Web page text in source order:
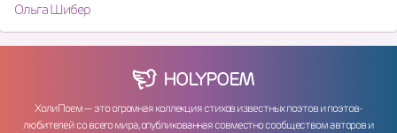
Ольга Шибер
HOLYPOEM
ХолиПоем — это огромная коллекция стихов известных поэтов и поэтов-
любителей со всего мира, опубликованная совместно сообществом авторов и